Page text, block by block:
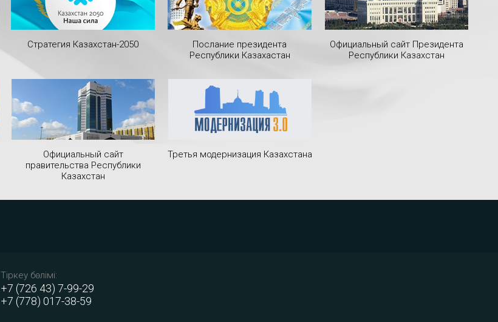
Стратегия Казахстан-2050
Послание президента
Республики Казахастан
Официальный сайт Президента
Республики Казахстан
Официальный сайт
правительства Республики
Казахстан
Третья модернизация Казахстана
Тіркеу бөлімі:
+7 (726 43) 7-99-29
+7 (778) 017-38-59